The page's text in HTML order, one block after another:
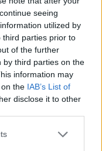
seeing
utilized by
third parties prior to
of the further
by third parties on the
information may
the IAB’s List of
disclose it to other
την εξέγερση του
(Φωτ.: Τατιάνα
φόρο τιμής